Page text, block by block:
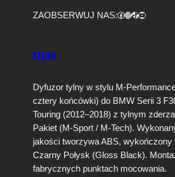
z
y
n
B
M
W
F
3
0
ZAOBSERWUJ NAS:Facebook https://www.instagram.com/tuningbaza.pl https://www.tiktok.com/@tuningbaza.pl YouTube
Opis
Dyfuzor tylny w stylu M-
cztery końcówki) do BMW Serii 3
Touring (2012–2018) z tylnym
Pakiet (M-Sport / M-Tech).
jakości tworzywa ABS, wykończony
Czarny Połysk (Gloss Black).
fabrycznych punktach mocowania.